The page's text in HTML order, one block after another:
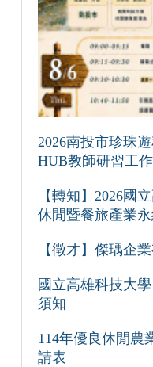
2026南投市珍珠
HUB教師研習工
【轉知】2026國
休閒暨餐旅產業
【徵才】傑瑀企
國立高雄科技大
須知
114年優良休閒農
請表